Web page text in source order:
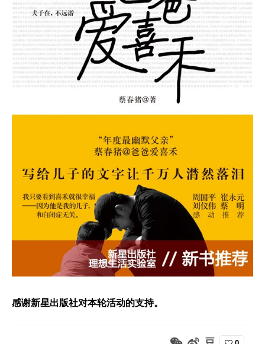
感谢新星出版社对本轮活动的支持。